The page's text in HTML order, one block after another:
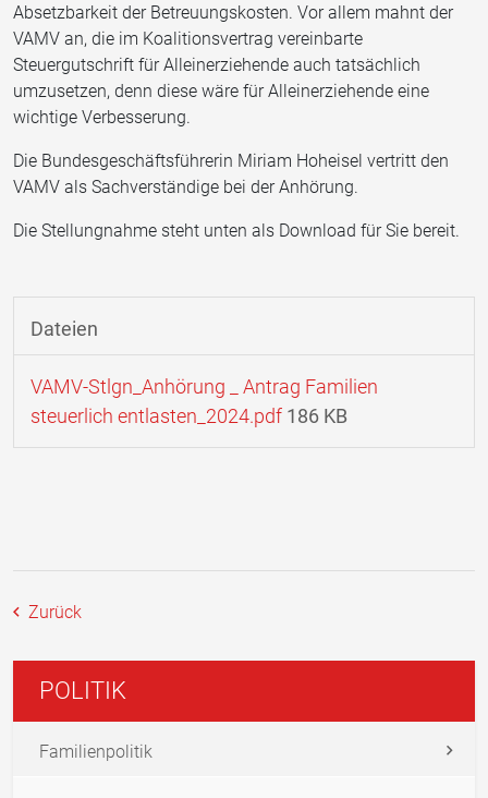
Absetzbarkeit der Betreuungskosten. Vor allem mahnt der
VAMV an, die im Koalitionsvertrag vereinbarte
Steuergutschrift für Alleinerziehende auch tatsächlich
umzusetzen, denn diese wäre für Alleinerziehende eine
wichtige Verbesserung.
Die Bundesgeschäftsführerin Miriam Hoheisel vertritt den
VAMV als Sachverständige bei der Anhörung.
Die Stellungnahme steht unten als Download für Sie bereit.
Dateien
VAMV-Stlgn_Anhörung _ Antrag Familien
steuerlich entlasten_2024.pdf 186 KB
Zurück
POLITIK
Familienpolitik